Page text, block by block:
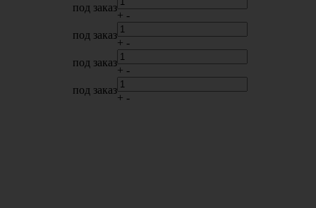
под заказ
+ -
под заказ
+ -
под заказ
+ -
под заказ
+ -